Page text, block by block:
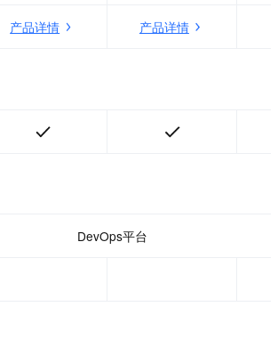
能力持续赋能给传
化、持续化地保障
供团队协作、源码
产品详情 产品详情
DevOps平台